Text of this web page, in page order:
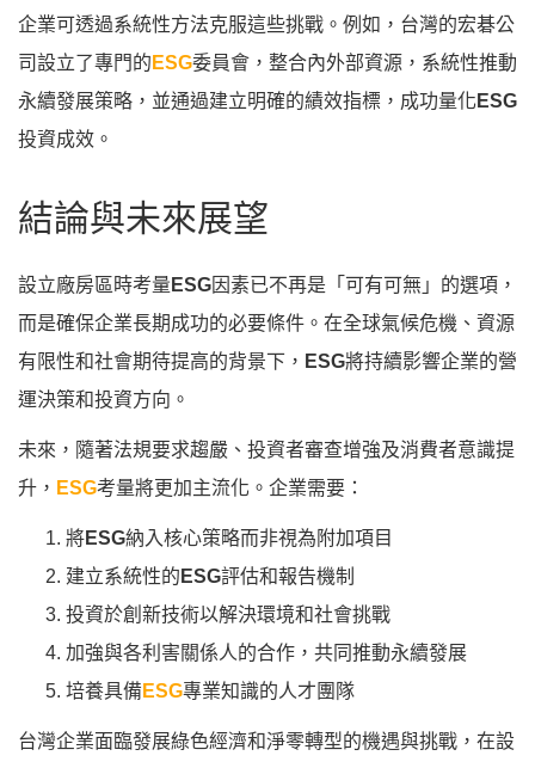
企業可透過系統性方法克服這些挑戰。例如，台灣的宏碁公
司設立了專門的 ESG委員會，整合內外部資源，系統性推動
永續發展策略，並通過建立明確的績效指標，成功量化 ESG
投資成效。
結論與未來展望
設立廠房區時考量 ESG因素已不再是「可有可無」的選項，
而是確保企業長期成功的必要條件。在全球氣候危機、資源
有限性和社會期待提高的背景下， ESG將持續影響企業的營
運決策和投資方向。
未來，隨著法規要求趨嚴、投資者審查增強及消費者意識提
升， ESG考量將更加主流化。企業需要：
將ESG納入核心策略而非視為附加項目
建立系統性的 ESG評估和報告機制
投資於創新技術以解決環境和社會挑戰
加強與各利害關係人的合作，共同推動永續發展
培養具備 ESG專業知識的人才團隊
台灣企業面臨發展綠色經濟和淨零轉型的機遇與挑戰，在設